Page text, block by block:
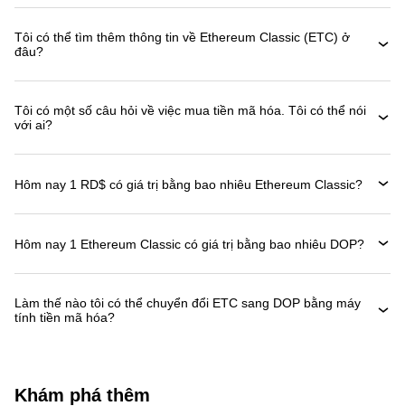
Tôi có thể tìm thêm thông tin về Ethereum Classic (ETC) ở
đâu?
Tôi có một số câu hỏi về việc mua tiền mã hóa. Tôi có thể nói
với ai?
Hôm nay 1 RD$ có giá trị bằng bao nhiêu Ethereum Classic?
Hôm nay 1 Ethereum Classic có giá trị bằng bao nhiêu DOP?
Làm thế nào tôi có thể chuyển đổi ETC sang DOP bằng máy
tính tiền mã hóa?
Khám phá thêm